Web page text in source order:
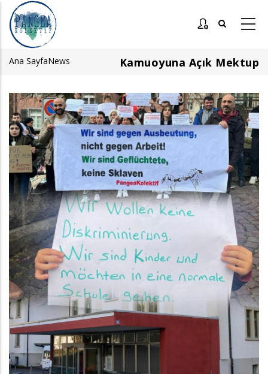
Ana
içeriğe
atla
Kamuoyuna Açık Mektup
Sayfa
yolu
Ana SayfaNews
Görsel